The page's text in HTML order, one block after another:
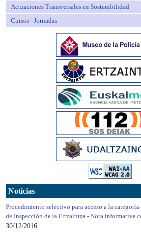
Actuaciones Transversales en Sostenibilidad
Cursos - Jornadas
Noticias
Procedimiento selectivo para acceso a la
de Inspección de la Ertzaintza.- Nota informativa
30/12/2016